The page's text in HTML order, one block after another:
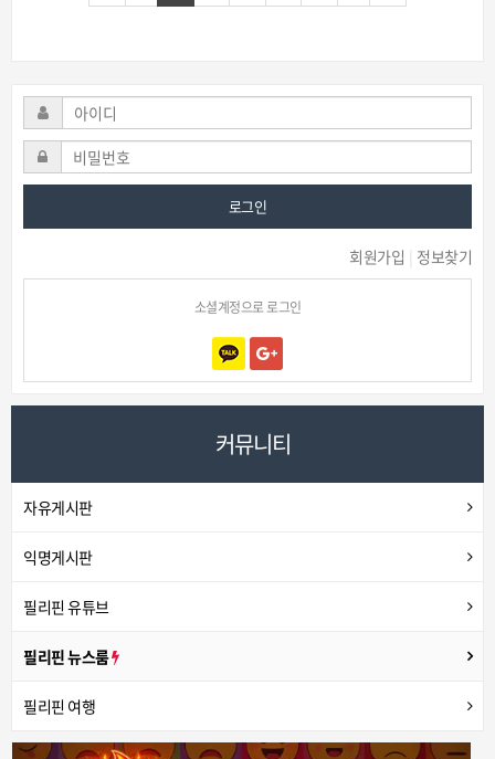
로그인
회원가입 정보찾기
소셜계정으로 로그인
커뮤니티
자유게시판
익명게시판
필리핀 유튜브
필리핀 뉴스룸
필리핀 여행